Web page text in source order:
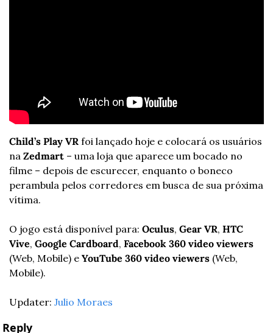
Child’s Play VR foi lançado hoje e colocará os usuários
na Zedmart – uma loja que aparece um bocado no
filme – depois de escurecer, enquanto o boneco
perambula pelos corredores em busca de sua próxima
vítima.
O jogo está disponível para: Oculus, Gear VR, HTC
Vive, Google Cardboard, Facebook 360 video viewers
(Web, Mobile) e YouTube 360 video viewers (Web,
Mobile).
Updater: Julio Moraes
Reply